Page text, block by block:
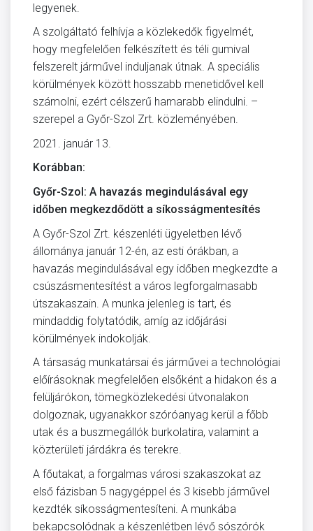
legyenek.
A szolgáltató felhívja a közlekedők figyelmét,
hogy megfelelően felkészített és téli gumival
felszerelt járművel induljanak útnak. A speciális
körülmények között hosszabb menetidővel kell
számolni, ezért célszerű hamarabb elindulni. –
szerepel a Győr-Szol Zrt. közleményében.
2021. január 13.
Korábban:
Győr-Szol: A havazás megindulásával egy
időben megkezdődött a síkosságmentesítés
A Győr-Szol Zrt. készenléti ügyeletben lévő
állománya január 12-én, az esti órákban, a
havazás megindulásával egy időben megkezdte a
csúszásmentesítést a város legforgalmasabb
útszakaszain. A munka jelenleg is tart, és
mindaddig folytatódik, amíg az időjárási
körülmények indokolják.
A társaság munkatársai és járművei a technológiai
előírásoknak megfelelően elsőként a hidakon és a
felüljárókon, tömegközlekedési útvonalakon
dolgoznak, ugyanakkor szóróanyag kerül a főbb
utak és a buszmegállók burkolatira, valamint a
közterületi járdákra és terekre.
A főutakat, a forgalmas városi szakaszokat az
első fázisban 5 nagygéppel és 3 kisebb járművel
kezdték síkosságmentesíteni. A munkába
bekapcsolódnak a készenlétben lévő sószórók